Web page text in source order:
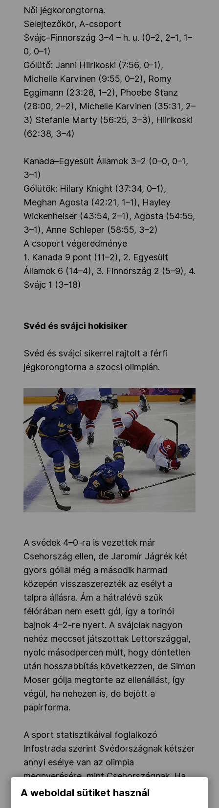
Női jégkorongtorna.
Selejtezőkör, A-csoport
Svájc–Finnország 3–4 – h. u. (0–2, 2–1, 1–
0, 0–1)
Gólütő: Janni Hiirikoski (7:56, 0–1),
Michelle Karvinen (9:55, 0–2), Romy
Eggimann (23:28, 1–2), Phoebe Stanz
(28:00, 2–2), Michelle Karvinen (35:31, 2–
3) Stefanie Marty (56:25, 3–3), Hiirikoski
(62:38, 3–4)
Kanada–Egyesült Államok 3–2 (0–0, 0–1,
3–1)
Gólütők: Hilary Knight (37:34, 0–1),
Meghan Agosta (42:21, 1–1), Hayley
Wickenheiser (43:54, 2–1), Agosta (54:55,
3–1), Anne Schleper (58:55, 3–2)
A csoport végeredménye
1. Kanada 9 pont (11–2), 2. Egyesült
Államok 6 (14–4), 3. Finnország 2 (5–9), 4.
Svájc 1 (3–18)
Svéd és svájci hokisiker
Svéd és svájci sikerrel rajtolt a férfi
jégkorongtorna a szocsi olimpián.
A svédek 4–0-ra is vezettek már
Csehország ellen, de Jaromír Jágrék két
gyors góllal még a második harmad
közepén visszaszerezték az esélyt a
talpra állásra. Ám a hátralévő szűk
félórában nem esett gól, így a torinói
bajnok 4–2-re nyert. A svájciak nagyon
nehéz meccset játszottak Lettországgal,
nyolc másodpercen múlt, hogy döntetlen
után hosszabbítás következzen, de Simon
Moser gólja megtörte az ellenállást, így
végül, ha nehezen is, de bejött a
papírforma.
A sport statisztikáival foglalkozó
Infostrada szerint Svédországnak kétszer
annyi esélye van az olimpia
megnyerésére, mint Csehországnak. Ha
bárki túlzásnak találta volna ezt az
A weboldal sütiket használ